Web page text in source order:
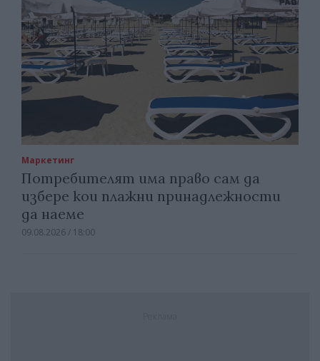
Маркетинг
Потребителят има право сам да
избере кои плажни принадлежности
да наеме
09.08.2026 / 18:00